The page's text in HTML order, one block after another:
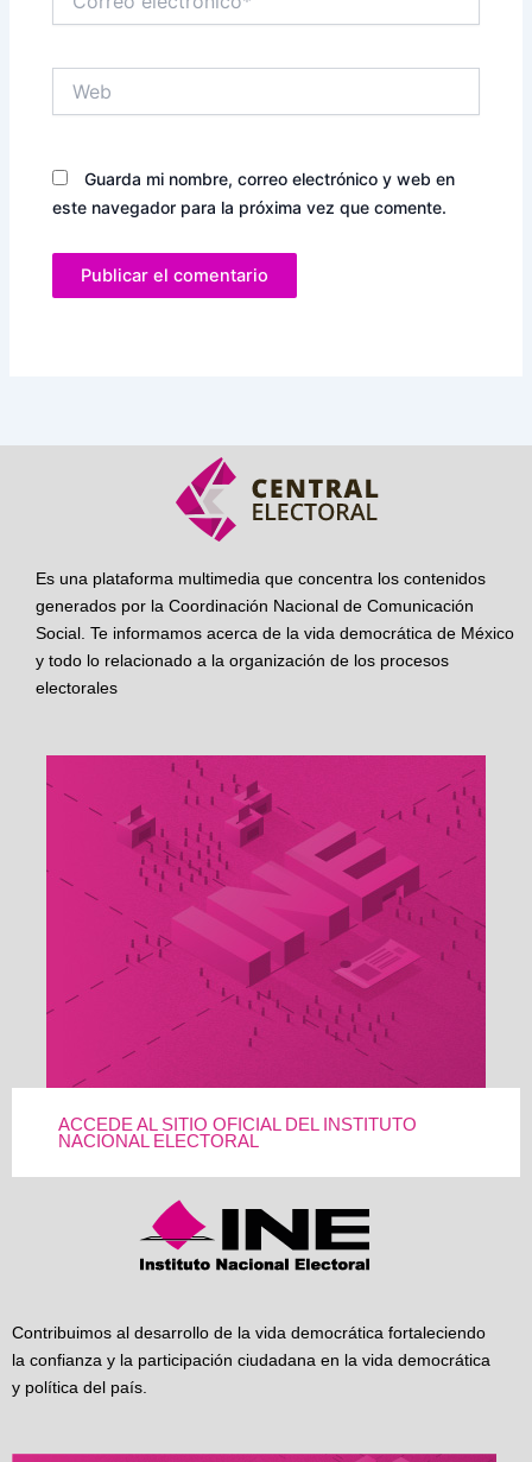
electrónico*
Guarda mi nombre, correo electrónico y web en
este navegador para la próxima vez que comente.
Es una plataforma multimedia que concentra los contenidos
generados por la Coordinación Nacional de Comunicación
Social. Te informamos acerca de la vida democrática de México
y todo lo relacionado a la organización de los procesos
electorales
ACCEDE AL SITIO OFICIAL DEL INSTITUTO
NACIONAL ELECTORAL
Contribuimos al desarrollo de la vida democrática fortaleciendo
la confianza y la participación ciudadana en la vida democrática
y política del país.